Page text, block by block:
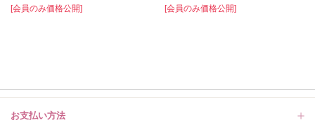
[会員のみ価格公開] [会員のみ価格公開]
お支払い方法